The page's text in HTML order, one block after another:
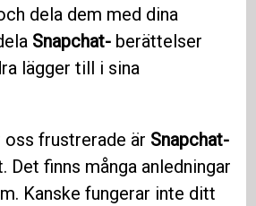
dela dem med dina
Snapchat- berättelser
lägger till i sina
oss frustrerade är Snapchat-
Det finns många anledningar
Kanske fungerar inte ditt